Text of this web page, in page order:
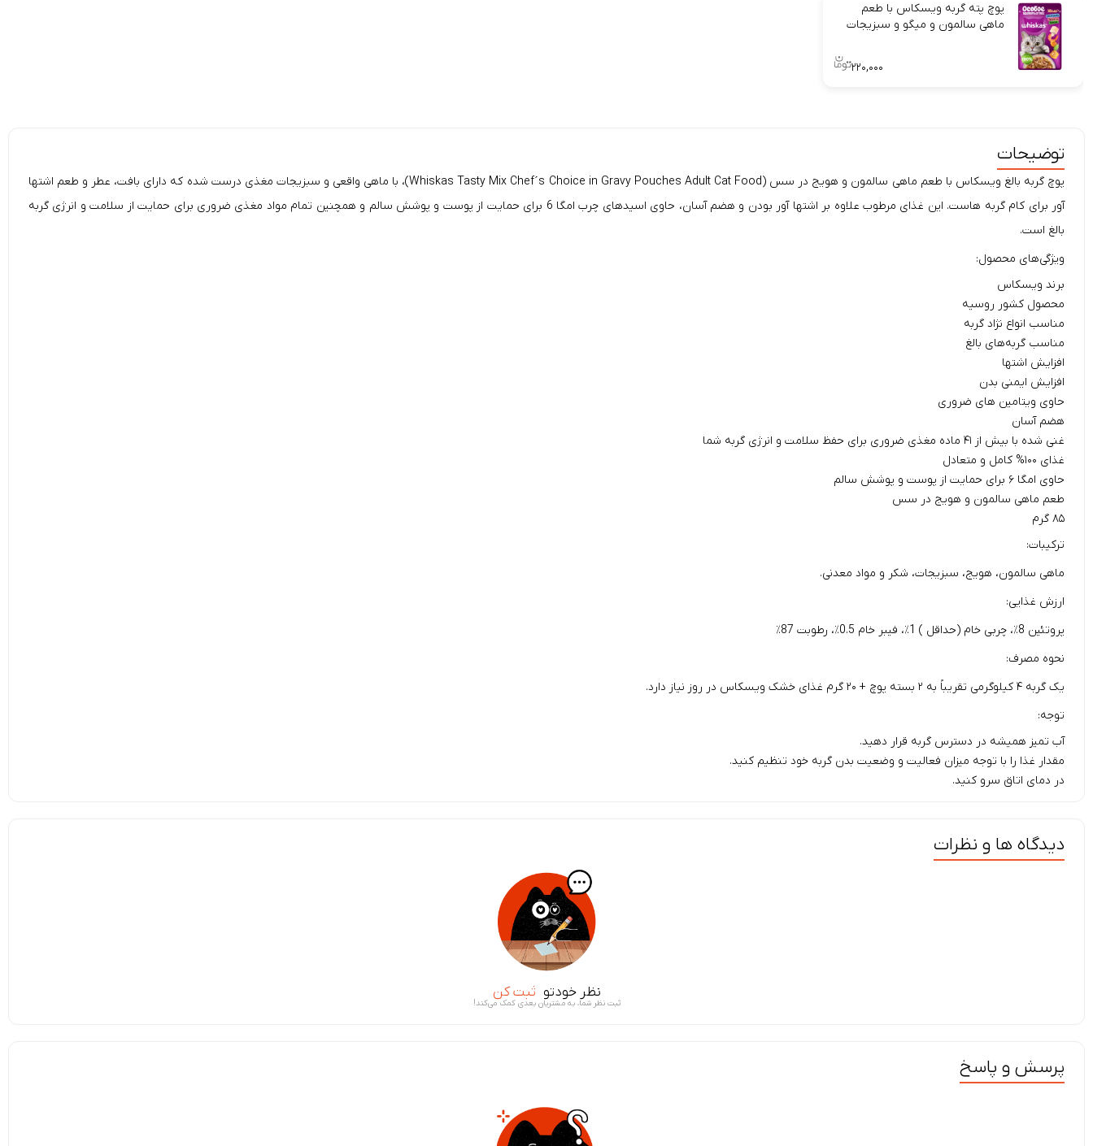
پوچ پته گربه ویسکاس با طعم
ماهی سالمون و میگو و سبزیجات
۲۲۰,۰۰۰
توضیحات
پوچ گربه بالغ ویسکاس
با طعم ماهی سالمون و هویج در سس (Whiskas Tasty Mix Chef´s Choice in Gravy Pouches Adult Cat Food)، با ماهی واقعی و سبزیجات مغذی درست شده که دارای بافت، عطر و طعم اشتها
آور برای کام گربه هاست. این غذای مرطوب علاوه بر اشتها آور بودن و هضم آسان، حاوی اسیدهای چرب امگا 6 برای حمایت از پوست و پوشش سالم و همچنین تمام مواد مغذی ضروری برای حمایت از سلامت و انرژی گربه
بالغ است.
ویژگی‌های محصول:
برند ویسکاس
محصول کشور روسیه
مناسب انواع نژاد گربه
مناسب گربه‌های بالغ
افزایش اشتها
افزایش ایمنی بدن
حاوی ویتامین های ضروری
هضم آسان
غنی شده با بیش از ۴۱ ماده مغذی ضروری برای حفظ سلامت و انرژی گربه شما
غذای ۱۰۰% کامل و متعادل
حاوی امگا ۶ برای حمایت از پوست و پوشش سالم
طعم ماهی سالمون و هویج در سس
۸۵ گرم
ترکیبات:
ماهی سالمون، هویج، سبزیجات، شکر و مواد معدنی.
ارزش غذایی:
پروتئین 8٪، چربی خام (حداقل ) 1٪، فیبر خام 0.5٪، رطوبت 87٪
نحوه مصرف:
یک گربه ۴ کیلوگرمی تقریباً به ۲ بسته پوچ + ۲۰ گرم غذای خشک ویسکاس در روز نیاز دارد.
توجه:
آب تمیز همیشه در دسترس گربه قرار دهید.
مقدار غذا را با توجه میزان فعالیت و وضعیت بدن گربه خود تنظیم کنید.
در دمای اتاق سرو کنید.
دیدگاه ها و نظرات
نظر خودتو ثبت کن
ثبت نظر شما، به مشتریان بعدی کمک می‌کند!
پرسش و پاسخ